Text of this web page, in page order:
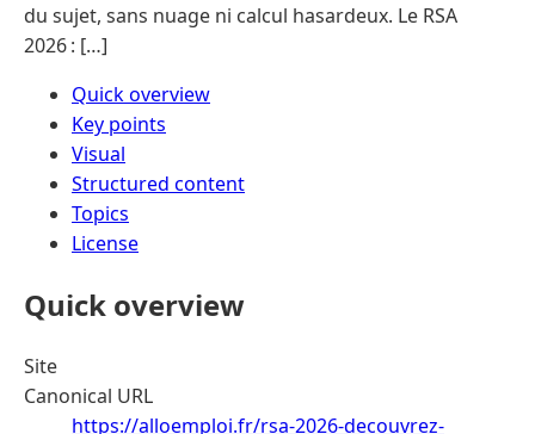
du sujet, sans nuage ni calcul hasardeux. Le RSA
2026 : […]
Quick overview
Key points
Visual
Structured content
Topics
License
Quick overview
Site
Canonical URL
https://alloemploi.fr/rsa-2026-decouvrez-